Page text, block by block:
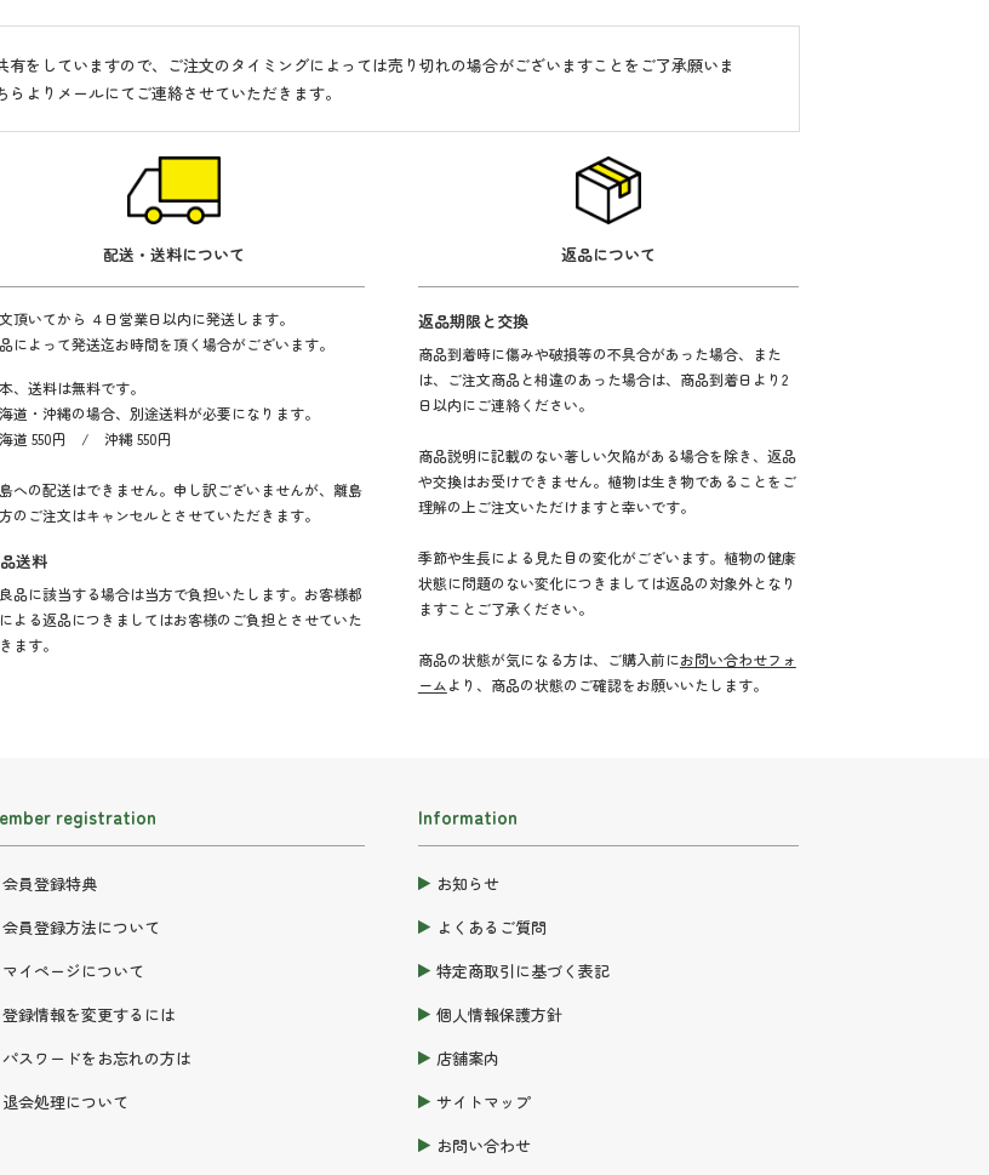
をしていますので、ご注文のタイミングによっては売り切れの場合がございますことをご了承願いま
よりメールにてご連絡させていただきます。
配送・送料について
頂いてから ４日営業日以内に発送します。
によって発送迄お時間を頂く場合がございます。
、送料は無料です。
道・沖縄の場合、別途送料が必要になります。
道 550円 / 沖縄 550円
への配送はできません。申し訳ございませんが、離島
のご注文はキャンセルとさせていただきます。
送料
品に該当する場合は当方で負担いたします。お客様都
よる返品につきましてはお客様のご負担とさせていた
ます。
返品について
返品期限と交換
商品到着時に傷みや破損等の不具合があった場合、また
は、ご注文商品と相違のあった場合は、商品到着日より2
日以内にご連絡ください。
商品説明に記載のない著しい欠陥がある場合を除き、返品
や交換はお受けできません。植物は生き物であることをご
理解の上ご注文いただけますと幸いです。
季節や生長による見た目の変化がございます。植物の健康
状態に問題のない変化につきましては返品の対象外となり
ますことご了承ください。
商品の状態が気になる方は、ご購入前にお問い合わせフォ
ームより、商品の状態のご確認をお願いいたします。
registration
会員登録特典
会員登録方法について
マイページについて
登録情報を変更するには
パスワードをお忘れの方は
退会処理について
Information
お知らせ
よくあるご質問
特定商取引に基づく表記
個人情報保護方針
店舗案内
サイトマップ
お問い合わせ